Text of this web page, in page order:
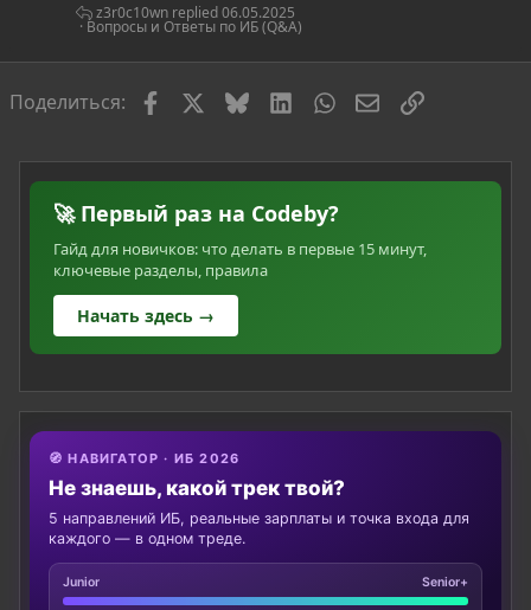
Вопросы и Ответы по ИБ (Q&A)
06.05.2025
z3r0c10wn
Поделиться: FacebookBlueskyLinkedInWhatsAppЭлектронная
Ссылка
🚀 Первый раз на Codeby?
Гайд для новичков: что делать в первые 15 минут,
ключевые разделы, правила
Начать здесь →
🧭 НАВИГАТОР · ИБ 2026
Не знаешь, какой трек твой?
5 направлений ИБ, реальные зарплаты и точка входа для
каждого — в одном треде.
Junior Senior+